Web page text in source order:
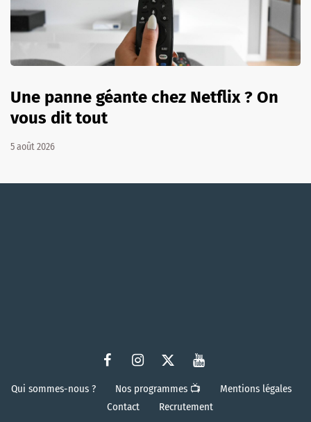
Une panne géante chez Netflix ? On
vous dit tout
5 août 2026
Qui sommes-nous ? Nos programmes 📺
Mentions légales
Contact
Recrutement